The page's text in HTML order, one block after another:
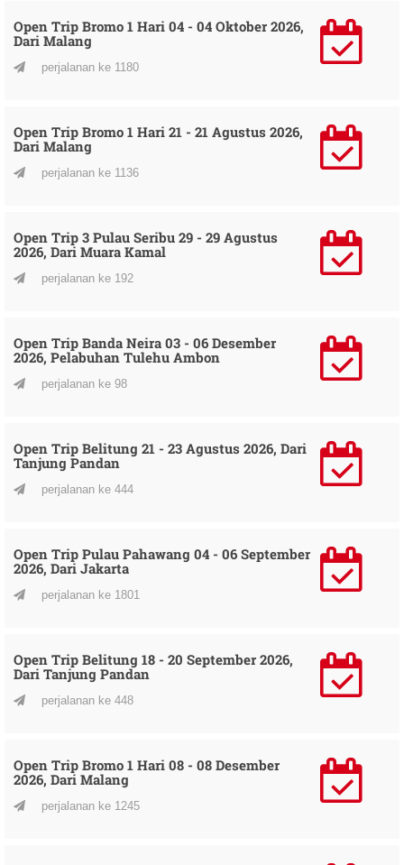
Open Trip Bromo 1 Hari 04 - 04 Oktober 2026,
Dari Malang
perjalanan ke 1180
Open Trip Bromo 1 Hari 21 - 21 Agustus 2026,
Dari Malang
perjalanan ke 1136
Open Trip 3 Pulau Seribu 29 - 29 Agustus
2026, Dari Muara Kamal
perjalanan ke 192
Open Trip Banda Neira 03 - 06 Desember
2026, Pelabuhan Tulehu Ambon
perjalanan ke 98
Open Trip Belitung 21 - 23 Agustus 2026, Dari
Tanjung Pandan
perjalanan ke 444
Open Trip Pulau Pahawang 04 - 06 September
2026, Dari Jakarta
perjalanan ke 1801
Open Trip Belitung 18 - 20 September 2026,
Dari Tanjung Pandan
perjalanan ke 448
Open Trip Bromo 1 Hari 08 - 08 Desember
2026, Dari Malang
perjalanan ke 1245